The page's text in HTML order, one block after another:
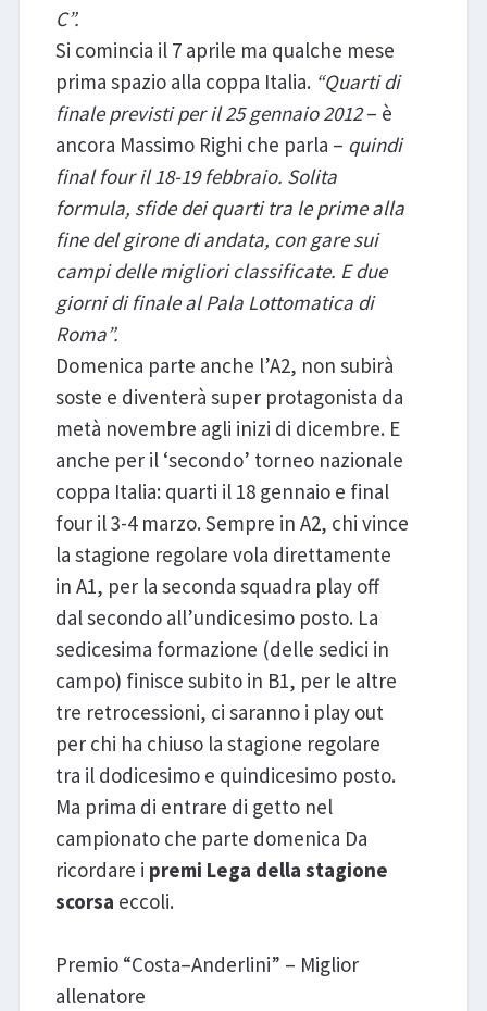
C”.
Si comincia il 7 aprile ma qualche mese
prima spazio alla coppa Italia. “Quarti di
finale previsti per il 25 gennaio 2012– è
ancora Massimo Righi che parla – quindi
final four il 18-19 febbraio. Solita
formula, sfide dei quarti tra le prime alla
fine del girone di andata, con gare sui
campi delle migliori classificate. E due
giorni di finale al Pala Lottomatica di
Roma”.
Domenica parte anche l’A2, non subirà
soste e diventerà super protagonista da
metà novembre agli inizi di dicembre. E
anche per il ‘secondo’ torneo nazionale
coppa Italia: quarti il 18 gennaio e final
four il 3-4 marzo. Sempre in A2, chi vince
la stagione regolare vola direttamente
in A1, per la seconda squadra play off
dal secondo all’undicesimo posto. La
sedicesima formazione (delle sedici in
campo) finisce subito in B1, per le altre
tre retrocessioni, ci saranno i play out
per chi ha chiuso la stagione regolare
tra il dodicesimo e quindicesimo posto.
Ma prima di entrare di getto nel
campionato che parte domenica Da
ricordare i premi Lega della stagione
scorsa eccoli.
Premio “Costa–Anderlini” – Miglior
allenatore